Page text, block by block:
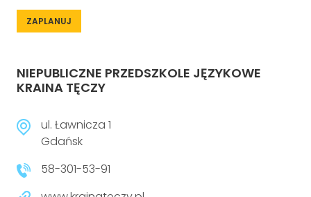
ZAPLANUJ
NIEPUBLICZNE PRZEDSZKOLE JĘZYKOWE
KRAINA TĘCZY
ul. Ławnicza 1
Gdańsk
58-301-53-91